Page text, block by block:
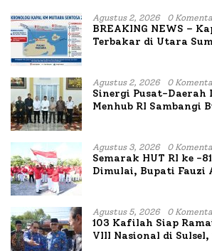
Agustus 2, 2026 0
BREAKING NEWS –
Terbakar di Utara
Agustus 2, 2026 0
Sinergi Pusat-Daerah
Menhub RI Sambangi
Agustus 3, 2026 0
Semarak HUT RI ke -
Dimulai, Bupati Fauzi
Agustus 5, 2026 0
103 Kafilah Siap
VIII Nasional di Sulsel,